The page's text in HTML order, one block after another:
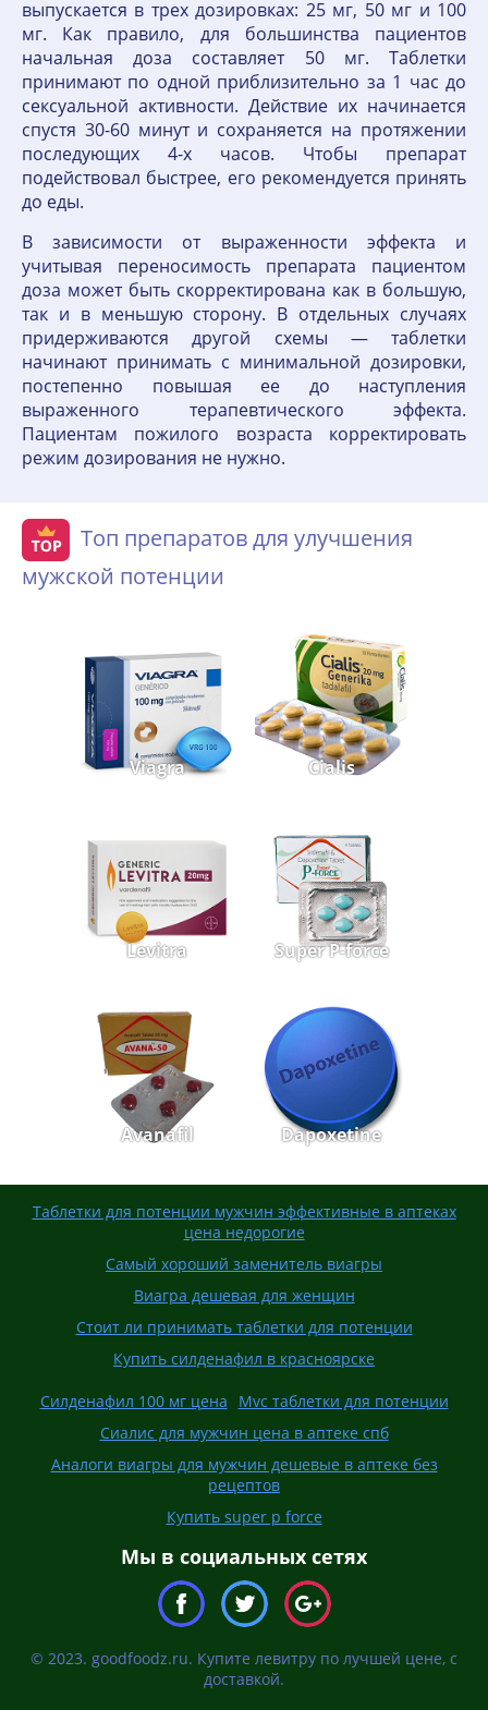
выпускается в трех дозировках: 25 мг, 50 мг и 100
мг. Как правило, для большинства пациентов
начальная доза составляет 50 мг. Таблетки
принимают по одной приблизительно за 1 час до
сексуальной активности. Действие их начинается
спустя 30-60 минут и сохраняется на протяжении
последующих 4-х часов. Чтобы препарат
подействовал быстрее, его рекомендуется принять
до еды.
В зависимости от выраженности эффекта и
учитывая переносимость препарата пациентом
доза может быть скорректирована как в большую,
так и в меньшую сторону. В отдельных случаях
придерживаются другой схемы — таблетки
начинают принимать с минимальной дозировки,
постепенно повышая ее до наступления
выраженного терапевтического эффекта.
Пациентам пожилого возраста корректировать
режим дозирования не нужно.
Топ препаратов для улучшения
мужской потенции
Viagra Cialis
Levitra Super P-force
Avanafil Dapoxetine
Таблетки для потенции мужчин эффективные в аптеках
цена недорогие
Самый хороший заменитель виагры
Виагра дешевая для женщин
Стоит ли принимать таблетки для потенции
Купить силденафил в красноярске
Силденафил 100 мг цена
Mvc таблетки для потенции
Сиалис для мужчин цена в аптеке спб
Аналоги виагры для мужчин дешевые в аптеке без
рецептов
Купить super p force
Мы в социальных сетях
© 2023. goodfoodz.ru. Купите левитру по лучшей цене, с
доставкой.